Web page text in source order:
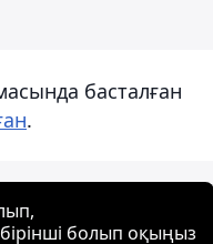
басталған
.
болып оқыңыз